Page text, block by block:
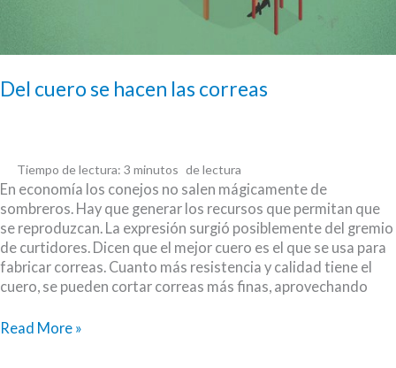
Del cuero se hacen las correas
Tiempo de lectura: 3 minutos
En economía los conejos no salen mágicamente de
sombreros. Hay que generar los recursos que permitan que
se reproduzcan. La expresión surgió posiblemente del gremio
de curtidores. Dicen que el mejor cuero es el que se usa para
fabricar correas. Cuanto más resistencia y calidad tiene el
cuero, se pueden cortar correas más finas, aprovechando
Del
Read More »